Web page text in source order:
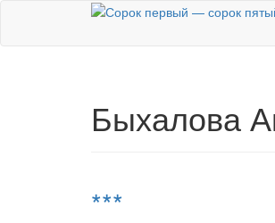
main
Быхалова
***